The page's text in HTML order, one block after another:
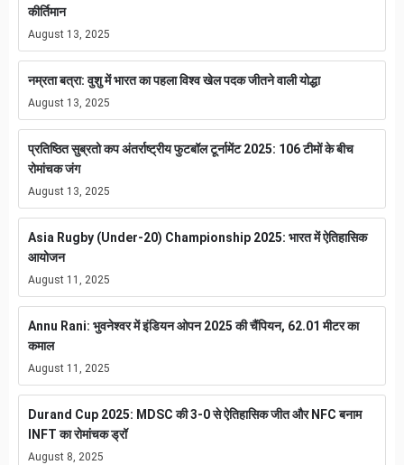
कीर्तिमान
August 13, 2025
नम्रता बत्रा: वुशु में भारत का पहला विश्व खेल पदक जीतने वाली योद्धा
August 13, 2025
प्रतिष्ठित सुब्रतो कप अंतर्राष्ट्रीय फुटबॉल टूर्नामेंट 2025: 106 टीमों के बीच
रोमांचक जंग
August 13, 2025
Asia Rugby (Under-20) Championship 2025: भारत में ऐतिहासिक
आयोजन
August 11, 2025
Annu Rani: भुवनेश्वर में इंडियन ओपन 2025 की चैंपियन, 62.01 मीटर का
कमाल
August 11, 2025
Durand Cup 2025: MDSC की 3-0 से ऐतिहासिक जीत और NFC बनाम
INFT का रोमांचक ड्रॉ
August 8, 2025